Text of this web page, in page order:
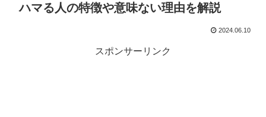
ハマる人の特徴や意味ない理由を解説
2024.06.10
スポンサーリンク